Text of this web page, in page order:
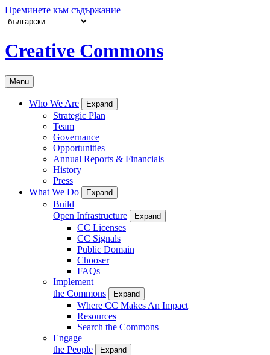
Преминете към съдържание
Creative Commons
Menu
Who We Are Expand
Strategic Plan
Team
Governance
Opportunities
Annual Reports & Financials
History
Press
What We Do
Expand
Build
Open Infrastructure
Expand
CC Licenses
CC Signals
Public Domain
Chooser
FAQs
Implement
the Commons
Expand
Where CC Makes An Impact
Resources
Search the Commons
Engage
the People
Expand